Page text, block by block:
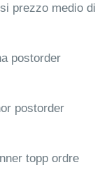
prezzo medio di
postorder
postorder
topp ordre